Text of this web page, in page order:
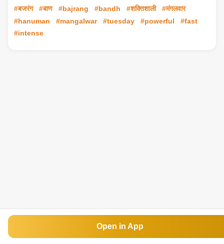
#बजरंग
#बाण #bajrang #bandh #शक्तिशाली
#मंगलवार
#hanuman
#mangalwar #tuesday #powerful
#fast
#intense
Open in App